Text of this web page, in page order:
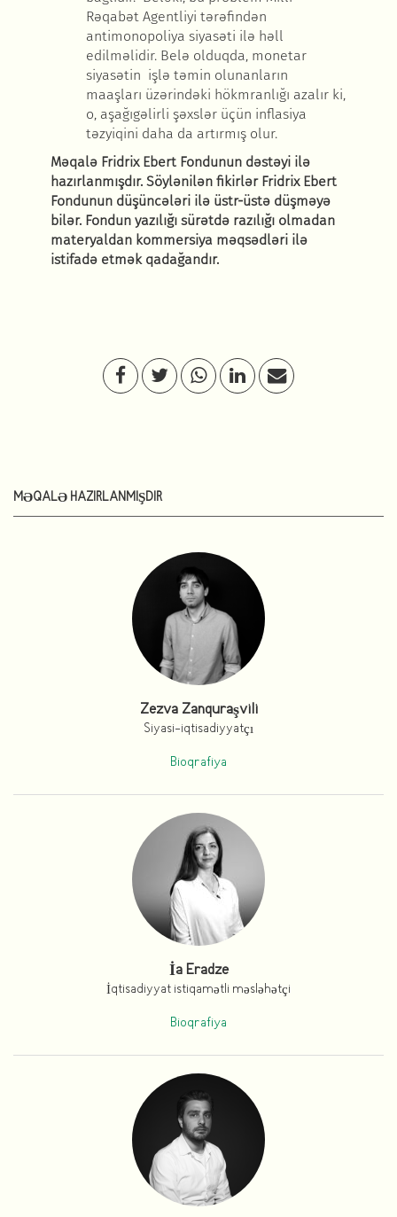
Rəqabət Agentliyi tərəfindən
antimonopoliya siyasəti ilə həll
edilməlidir. Belə olduqda, monetar
siyasətin işlə təmin olunanların
maaşları üzərindəki hökmranlığı azalır ki,
o, aşağıgəlirli şəxslər üçün inflasiya
təzyiqini daha da artırmış olur.
Məqalə Fridrix Ebert Fondunun dəstəyi ilə
hazırlanmışdır. Söylənilən fikirlər Fridrix Ebert
Fondunun düşüncələri ilə üstr-üstə düşməyə
bilər. Fondun yazılığı sürətdə razılığı olmadan
materyaldan kommersiya məqsədləri ilə
istifadə etmək qadağandır.
MƏQALƏ HAZIRLANMIŞDIR
Zezva Zanquraşvili
Siyasi-iqtisadiyyatçı
Bioqrafiya
İa Eradze
İqtisadiyyat istiqamətli məsləhətçi
Bioqrafiya